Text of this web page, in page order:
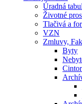
Úradná
Životné
Tlačivá a
VZN
Zmluvy,
Byty